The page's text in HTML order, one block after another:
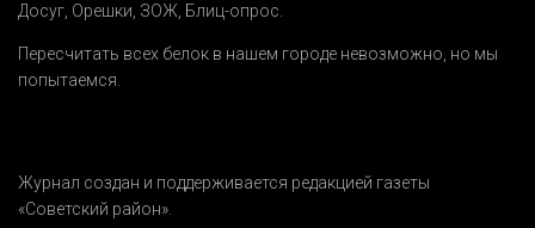
Досуг Орешки ЗОЖ Блиц-опрос
Пересчитать всех белок в нашем городе невозможно, но мы
попытаемся.
Журнал создан и поддерживается редакцией газеты
«Советский район».